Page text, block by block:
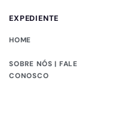
EXPEDIENTE
HOME
SOBRE NÓS | FALE
CONOSCO